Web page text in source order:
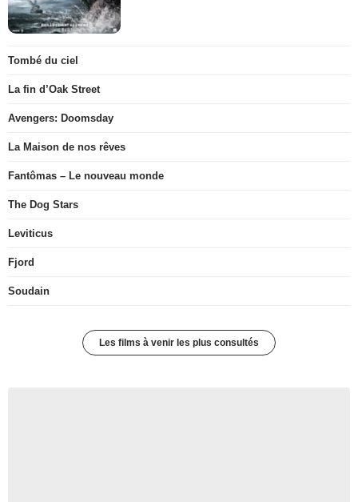
Tombé du ciel
La fin d’Oak Street
Avengers: Doomsday
La Maison de nos rêves
Fantômas – Le nouveau monde
The Dog Stars
Leviticus
Fjord
Soudain
Les films à venir les plus consultés